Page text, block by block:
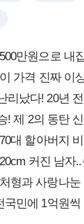
만원으로 내
가격 진짜 이
리났다! 20년
! 제 2의 동탄
대 할아버지
커진 남자
형과 사랑나눈
국민에 1억원씩